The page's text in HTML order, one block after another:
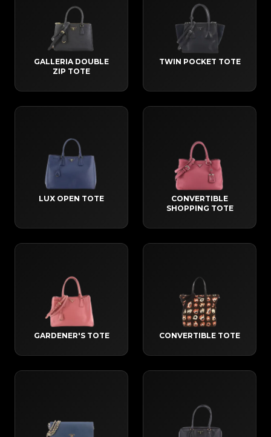
TWIN POCKET TOTE
GALLERIA DOUBLE
ZIP TOTE
CONVERTIBLE
SHOPPING TOTE
LUX OPEN TOTE
CONVERTIBLE TOTE
GARDENER'S TOTE